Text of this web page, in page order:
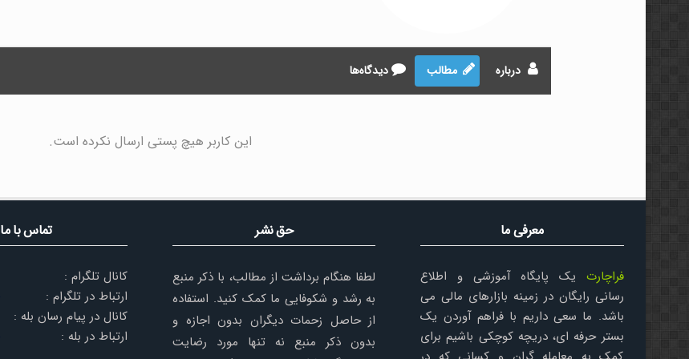
درباره مطالب دیدگاه‌ها
این کاربر هیچ پستی ارسال نکرده است.
معرفی ما
فراچارت یک پایگاه آموزشی و اطلاع
رسانی رایگان در زمینه بازارهای مالی می
باشد. ما سعی داریم با فراهم آوردن یک
بستر حرفه ای، دریچه کوچکی باشیم برای
حق نشر
لطفا هنگام برداشت از مطالب، با ذکر منبع
به رشد و شکوفایی ما کمک کنید. استفاده
از حاصل زحمات دیگران بدون اجازه و
بدون ذکر منبع نه تنها مورد رضایت
تماس با ما
کانال تلگرام :
ارتباط در تلگرام :
کانال در پیام رسان بله :
ارتباط در بله :